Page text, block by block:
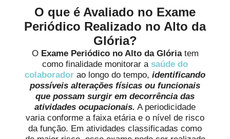
O que é Avaliado no Exame
Periódico Realizado no Alto da
Glória?
O Exame Periódico no Alto da Glóriatem
como finalidade monitorar a saúde do
colaborador ao longo do tempo, identificando
possíveis alterações físicas ou funcionais
que possam surgir em decorrência das
atividades ocupacionais. A periodicidade
varia conforme a faixa etária e o nível de risco
da função. Em atividades classificadas como